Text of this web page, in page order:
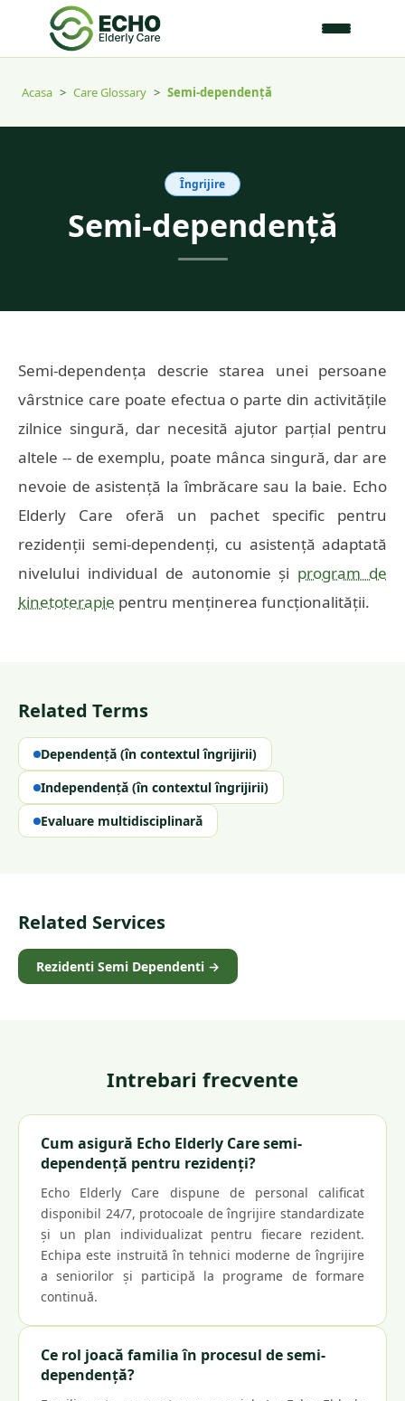
Acasa > Care Glossary > Semi-dependență
Îngrijire
Semi-dependență
Semi-dependența descrie starea unei persoane
vârstnice care poate efectua o parte din activitățile
zilnice singură, dar necesită ajutor parțial pentru
altele -- de exemplu, poate mânca singură, dar are
nevoie de asistență la îmbrăcare sau la baie. Echo
Elderly Care oferă un pachet specific pentru
rezidenții semi-dependenți, cu asistență adaptată
nivelului individual de autonomie și program de
kinetoterapie pentru menținerea funcționalității.
Related Terms
Dependență (în contextul îngrijirii)
Independență (în contextul îngrijirii)
Evaluare multidisciplinară
Related Services
Rezidenti Semi Dependenti →
Intrebari frecvente
Cum asigură Echo Elderly Care semi-
dependență pentru rezidenți?
Echo Elderly Care dispune de personal calificat
disponibil 24/7, protocoale de îngrijire standardizate
și un plan individualizat pentru fiecare rezident.
Echipa este instruită în tehnici moderne de îngrijire
a seniorilor și participă la programe de formare
continuă.
Ce rol joacă familia în procesul de semi-
dependență?